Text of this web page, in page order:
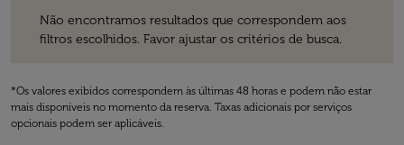
Não encontramos resultados que correspondem aos
filtros escolhidos. Favor ajustar os critérios de busca.
*Os valores exibidos correspondem às últimas 48 horas e podem não estar
mais disponíveis no momento da reserva. Taxas adicionais por serviços
opcionais podem ser aplicáveis.